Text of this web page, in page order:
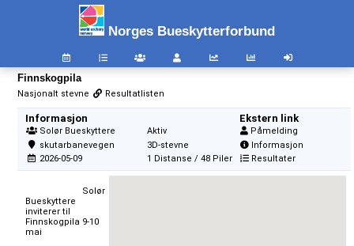
Norges Bueskytterforbund
Finnskogpila
Nasjonalt stevne Resultatlisten
Informasjon
Solør Bueskyttere
skutarbanevegen
2026-05-09
Aktiv
3D-stevne
1 Distanse / 48 Piler
Ekstern link
Påmelding
Informasjon
Resultater
Bueskyttere
inviterer til
Finnskogpila 9-10
mai